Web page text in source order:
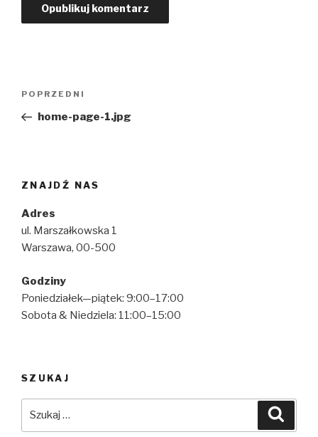
Poprzedni
wpis
POPRZEDNI
home-page-1.jpg
ZNAJDŹ NAS
Adres
ul. Marszałkowska 1
Warszawa, 00-500
Godziny
Poniedziałek—piątek: 9:00–17:00
Sobota & Niedziela: 11:00–15:00
SZUKAJ